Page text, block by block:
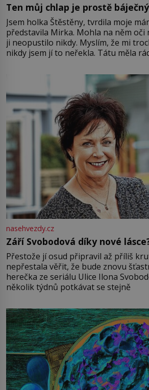
Ten můj chlap je prostě báječný
Jsem holka Štěstěny, tvrdila moje
představila Mirka. Mohla na něm oči
ji neopustilo nikdy. Myslím, že mi
nikdy jsem jí to neřekla. Tátu měla
Jsme spolu moc rádi Tehdy byla jiná
nasehvezdy.cz
Září Svobodová díky nové
Přestože jí osud připravil až příliš
nepřestala věřit, že bude znovu šťastná.
herečka ze seriálu Ulice Ilona
několik týdnů potkávat se stejně